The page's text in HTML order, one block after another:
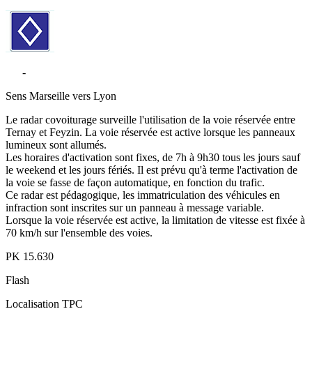
-
Sens Marseille vers Lyon
Le radar covoiturage surveille l'utilisation de la voie réservée entre
Ternay et Feyzin. La voie réservée est active lorsque les panneaux
lumineux sont allumés.
Les horaires d'activation sont fixes, de 7h à 9h30 tous les jours sauf
le weekend et les jours fériés. Il est prévu qu'à terme l'activation de
la voie se fasse de façon automatique, en fonction du trafic.
Ce radar est pédagogique, les immatriculation des véhicules en
infraction sont inscrites sur un panneau à message variable.
Lorsque la voie réservée est active, la limitation de vitesse est fixée à
70 km/h sur l'ensemble des voies.
PK 15.630
Flash
Localisation TPC